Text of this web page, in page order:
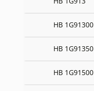
HB 1G91300
HB 1G91350
HB 1G91500